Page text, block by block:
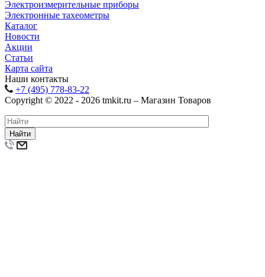
Электроизмерительные приборы
Электронные тахеометры
Каталог
Новости
Акции
Статьи
Карта сайта
Наши контакты
+7 (495) 778-83-22
Copyright © 2022 - 2026 tmkit.ru – Магазин Товаров
Найти